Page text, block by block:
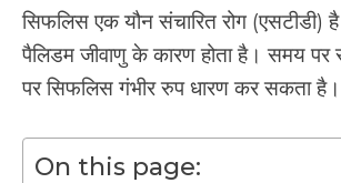
​​सिफलिस एक यौन संचारित रोग (एसटीडी) है
पैलिडम जीवाणु के कारण होता है। समय पर
पर सिफलिस गंभीर रुप धारण कर सकता है।
On this page: